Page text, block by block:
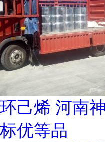
环己烯 河南
标优等品